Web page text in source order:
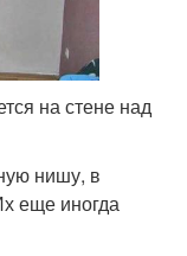
на стене над
нишу, в
еще иногда